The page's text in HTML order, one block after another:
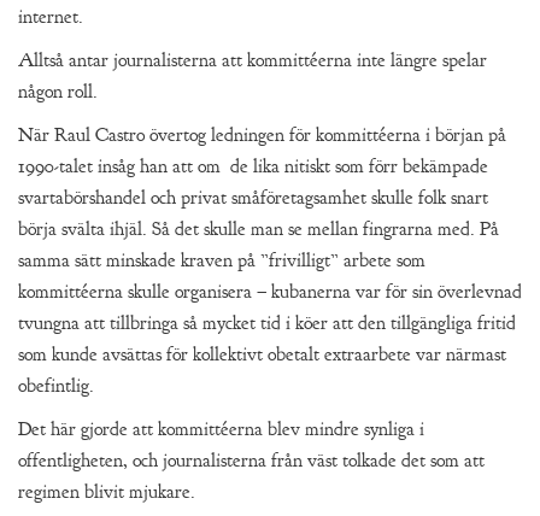
internet.
Alltså antar journalisterna att kommittéerna inte längre spelar
någon roll.
När Raul Castro övertog ledningen för kommittéerna i början på
1990-talet insåg han att om de lika nitiskt som förr bekämpade
svartabörshandel och privat småföretagsamhet skulle folk snart
börja svälta ihjäl. Så det skulle man se mellan fingrarna med. På
samma sätt minskade kraven på ”frivilligt” arbete som
kommittéerna skulle organisera – kubanerna var för sin överlevnad
tvungna att tillbringa så mycket tid i köer att den tillgängliga fritid
som kunde avsättas för kollektivt obetalt extraarbete var närmast
obefintlig.
Det här gjorde att kommittéerna blev mindre synliga i
offentligheten, och journalisterna från väst tolkade det som att
regimen blivit mjukare.